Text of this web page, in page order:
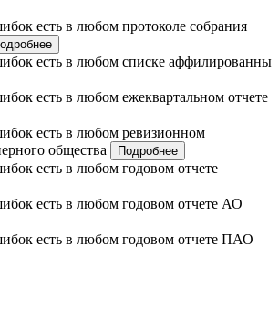
есть в любом протоколе собрания
есть в любом списке аффилированны
есть в любом ежеквартальном отчете
есть в любом ревизионном
общества
Подробнее
есть в любом годовом отчете
есть в любом годовом отчете АО
есть в любом годовом отчете ПАО